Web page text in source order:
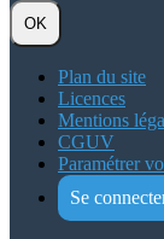
OK
Plan du site
Licences
Mentions
CGUV
Paramétrer
Se